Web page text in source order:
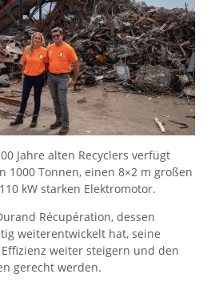
Jahre alten Recyclers verfügt
1000 Tonnen, einen 8×2 m großen
kW starken Elektromotor.
Récupération, dessen
weiterentwickelt hat, seine
weiter steigern und den
gerecht werden.